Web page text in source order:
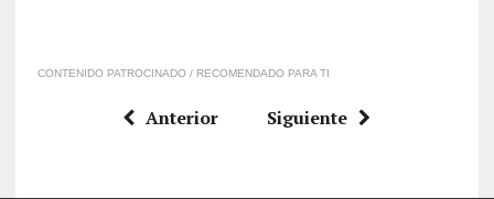
CONTENIDO PATROCINADO / RECOMENDADO PARA TI
Anterior Siguiente